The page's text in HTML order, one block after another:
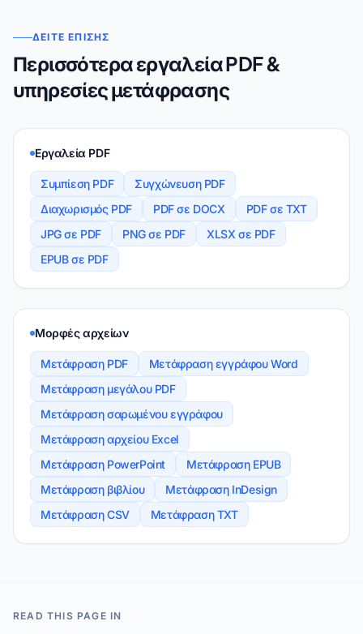
ΔΕΊΤΕ ΕΠΊΣΗΣ
Περισσότερα εργαλεία PDF &
υπηρεσίες μετάφρασης
Εργαλεία PDF
Συμπίεση PDF
Συγχώνευση PDF
Διαχωρισμός PDF
PDF σε DOCX
PDF σε TXT
JPG σε PDF
PNG σε PDF
XLSX σε PDF
EPUB σε PDF
Μορφές αρχείων
Μετάφραση PDF
Μετάφραση εγγράφου Word
Μετάφραση μεγάλου PDF
Μετάφραση σαρωμένου εγγράφου
Μετάφραση αρχείου Excel
Μετάφραση PowerPoint
Μετάφραση EPUB
Μετάφραση βιβλίου
Μετάφραση InDesign
Μετάφραση CSV
Μετάφραση TXT
READ THIS PAGE IN